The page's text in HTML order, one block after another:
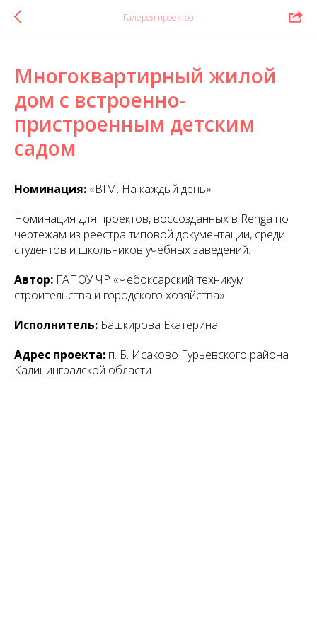
Галерея проектов
Многоквартирный жилой
дом с встроенно-
пристроенным детским
садом
Номинация: «BIM. На каждый день»
Номинация для проектов, воссозданных в Renga по
чертежам из реестра типовой документации, среди
студентов и школьников учебных заведений.
Автор: ГАПОУ ЧР «Чебоксарский техникум
строительства и городского хозяйства»
Исполнитель: Башкирова Екатерина
Адрес проекта: п. Б. Исаково Гурьевского района
Калининградской области